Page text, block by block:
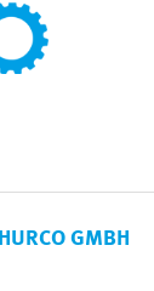
HURCO GMBH